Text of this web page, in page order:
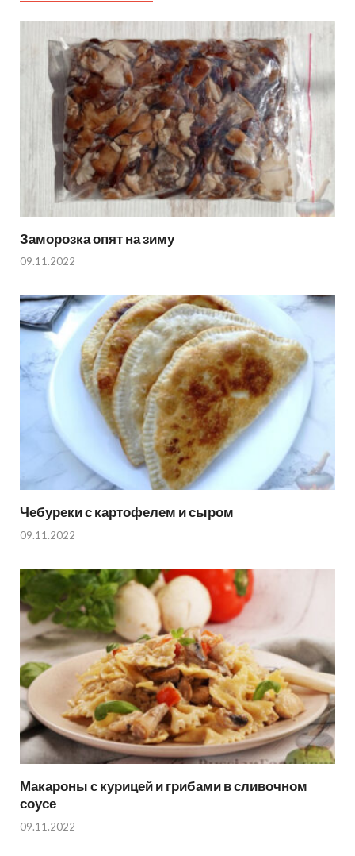
Заморозка опят на зиму
09.11.2022
Чебуреки с картофелем и сыром
09.11.2022
Макароны с курицей и грибами в сливочном
соусе
09.11.2022